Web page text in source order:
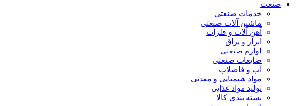
صنعت
خدمات صنعتی
ماشین آلات صنعتی
آهن آلات و فلزات
ابزار و یراق
لوازم صنعتی
ضایعات صنعتی
آب و فاضلاب
مواد شیمیایی و معدنی
تولید مواد غذایی
بسته بندی کالا